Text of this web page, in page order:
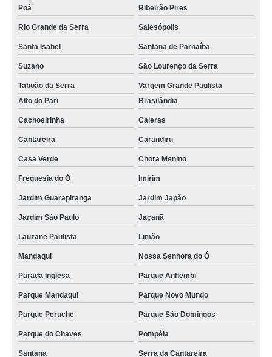
Poá Ribeirão Pires
Rio Grande da Serra Salesópolis
Santa Isabel Santana de Parnaíba
Suzano São Lourenço da Serra
Taboão da Serra
Vargem Grande Paulista
Alto do Pari
Brasilândia
Cachoeirinha Caieras
Cantareira Carandiru
Casa Verde Chora Menino
Freguesia do Ó Imirim
Jardim Guarapiranga Jardim Japão
Jardim São Paulo Jaçanã
Lauzane Paulista Limão
Mandaqui Nossa Senhora do Ó
Parada Inglesa Parque Anhembi
Parque Mandaqui Parque Novo Mundo
Parque Peruche Parque São Domingos
Parque do Chaves Pompéia
Santana Serra da Cantareira